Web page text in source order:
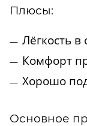
Плюсы:
Лёгкость в
Комфорт
Хорошо
Основное